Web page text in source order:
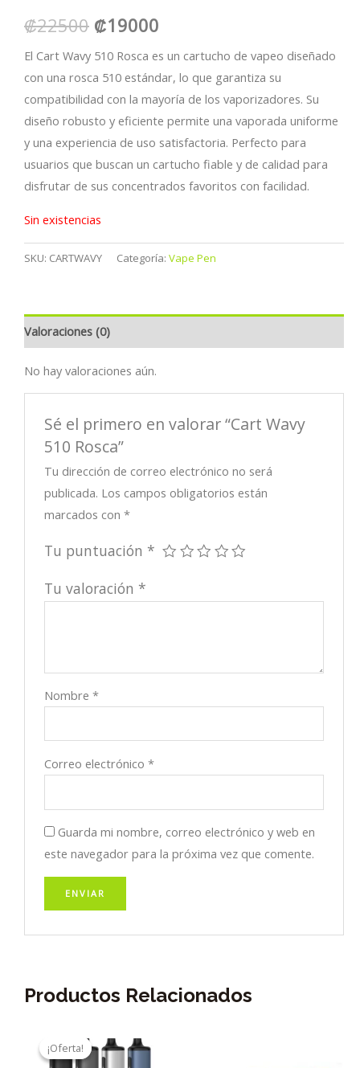
₡22500 El
precio
original
era:
₡22500.
₡19000
precio
actual
es:
₡19000.
El Cart Wavy 510 Rosca es un cartucho de vapeo diseñado
con una rosca 510 estándar, lo que garantiza su
compatibilidad con la mayoría de los vaporizadores. Su
diseño robusto y eficiente permite una vaporada uniforme
y una experiencia de uso satisfactoria. Perfecto para
usuarios que buscan un cartucho fiable y de calidad para
disfrutar de sus concentrados favoritos con facilidad.
Sin existencias
SKU: CARTWAVY Categoría: Vape Pen
Valoraciones (0)
No hay valoraciones aún.
Sé el primero en valorar “Cart Wavy
510 Rosca”
Tu dirección de correo electrónico no será
publicada. Los campos obligatorios están
marcados con*
Tu puntuación *
Tu valoración *
Nombre*
Correo electrónico*
Guarda mi nombre, correo electrónico y web en
este navegador para la próxima vez que comente.
Productos Relacionados
¡Oferta!
¡Oferta!